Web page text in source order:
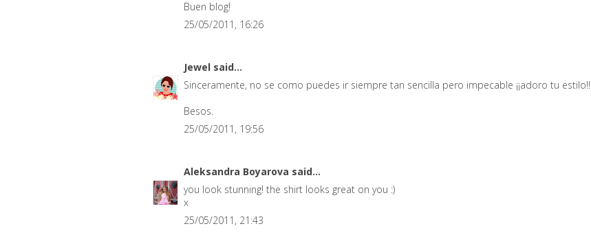
Buen blog!
25/05/2011, 16:26
Jewel said...
Sinceramente, no se como puedes ir siempre tan sencilla pero impecable ¡¡adoro tu estilo!!
Besos.
25/05/2011, 19:56
Aleksandra Boyarova said...
you look stunning! the shirt looks great on you :)
x
25/05/2011, 21:43